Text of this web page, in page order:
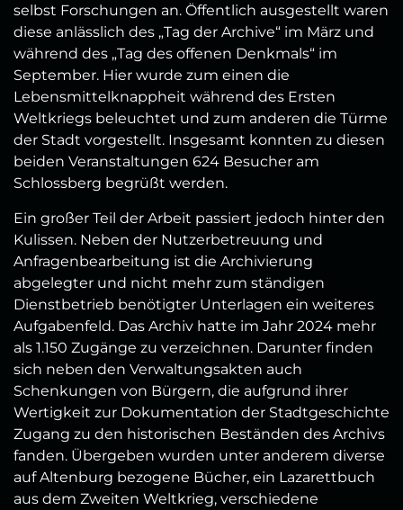
selbst Forschungen an. Öffentlich ausgestellt waren
diese anlässlich des „Tag der Archive“ im März und
während des „Tag des offenen Denkmals“ im
September. Hier wurde zum einen die
Lebensmittelknappheit während des Ersten
Weltkriegs beleuchtet und zum anderen die Türme
der Stadt vorgestellt. Insgesamt konnten zu diesen
beiden Veranstaltungen 624 Besucher am
Schlossberg begrüßt werden.
Ein großer Teil der Arbeit passiert jedoch hinter den
Kulissen. Neben der Nutzerbetreuung und
Anfragenbearbeitung ist die Archivierung
abgelegter und nicht mehr zum ständigen
Dienstbetrieb benötigter Unterlagen ein weiteres
Aufgabenfeld. Das Archiv hatte im Jahr 2024 mehr
als 1.150 Zugänge zu verzeichnen. Darunter finden
sich neben den Verwaltungsakten auch
Schenkungen von Bürgern, die aufgrund ihrer
Wertigkeit zur Dokumentation der Stadtgeschichte
Zugang zu den historischen Beständen des Archivs
fanden. Übergeben wurden unter anderem diverse
auf Altenburg bezogene Bücher, ein Lazarettbuch
aus dem Zweiten Weltkrieg, verschiedene